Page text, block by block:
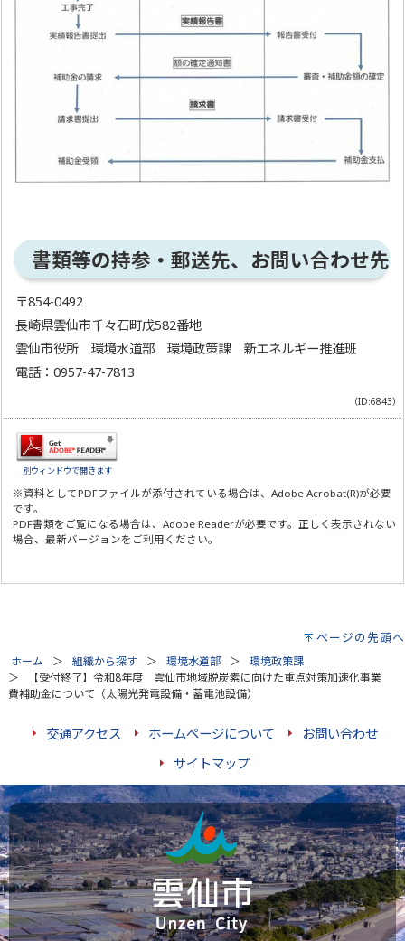
書類等の持参・郵送先、お問い合わせ先
〒854-0492
長崎県雲仙市千々石町戊582番地
雲仙市役所 環境水道部 環境政策課 新エネルギー推進班
電話：0957-47-7813
（ID:6843）
別ウィンドウで開きます
※資料としてPDFファイルが添付されている場合は、Adobe Acrobat(R)が必要
です。
PDF書類をご覧になる場合は、Adobe Readerが必要です。正しく表示されない
場合、最新バージョンをご利用ください。
ページの先頭へ
ホーム 組織から探す 環境水道部
環境政策課
【受付終了】令和8年度 雲仙市地域脱炭素に向けた重点対策加速化事業
費補助金について（太陽光発電設備・蓄電池設備）
交通アクセス ホームページについて
お問い合わせ
サイトマップ